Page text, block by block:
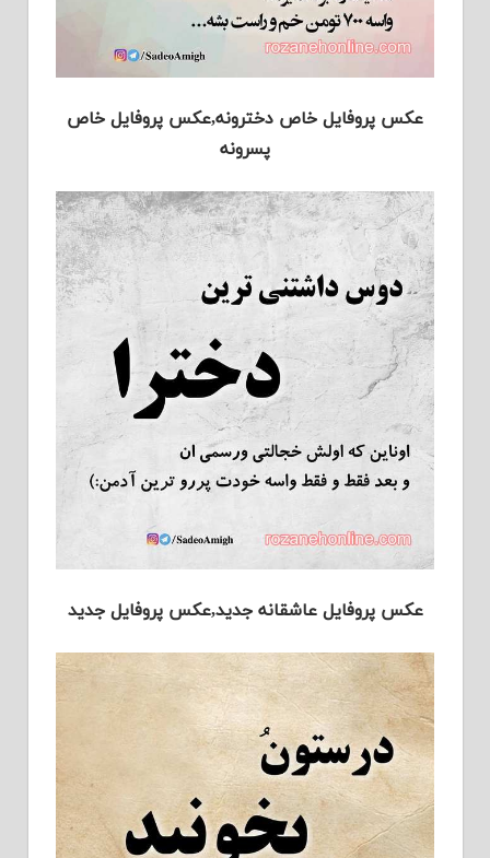
عکس پروفایل خاص دخترونه,عکس پروفایل خاص
پسرونه
عکس پروفایل عاشقانه جدید,عکس پروفایل جدید